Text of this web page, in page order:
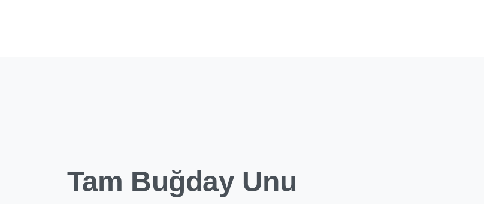
Tam Buğday Unu